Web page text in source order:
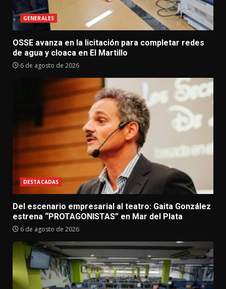
GENERALES
OSSE avanza en la licitación para completar redes
de agua y cloaca en El Martillo
6 de agosto de 2026
DESTACADAS
Del escenario empresarial al teatro: Gaita González
estrena “PROTAGONISTAS” en Mar del Plata
6 de agosto de 2026